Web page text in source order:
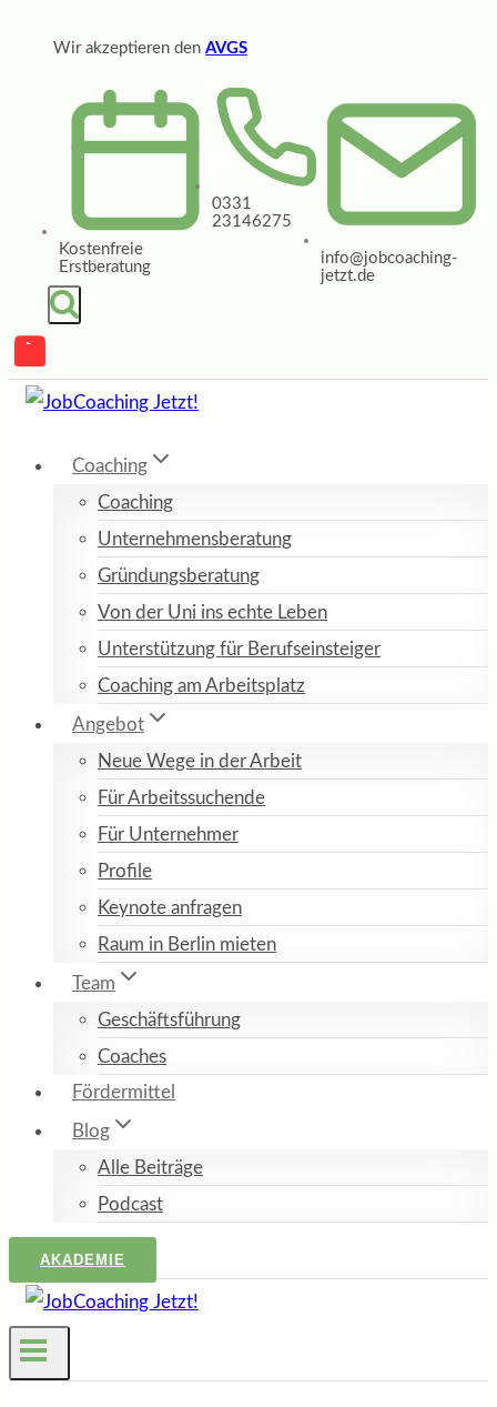
Wir akzeptieren den AVGS
Kostenfreie
Erstberatung
0331
23146275
info@jobcoaching-
jetzt.de
Coaching
Coaching
Unternehmensberatung
Gründungsberatung
Von der Uni ins echte Leben
Unterstützung für Berufseinsteiger
Coaching am Arbeitsplatz
Angebot
Neue Wege in der Arbeit
Für Arbeitssuchende
Für Unternehmer
Profile
Keynote anfragen
Raum in Berlin mieten
Team
Geschäftsführung
Coaches
Fördermittel
Blog
Alle Beiträge
Podcast
AKADEMIE